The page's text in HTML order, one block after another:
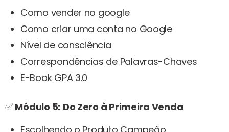
Como vender no google
Como criar uma conta no Google
Nível de consciência
Correspondências de Palavras-Chaves
E-Book GPA 3.0
✅ Módulo 5: Do Zero à Primeira Venda